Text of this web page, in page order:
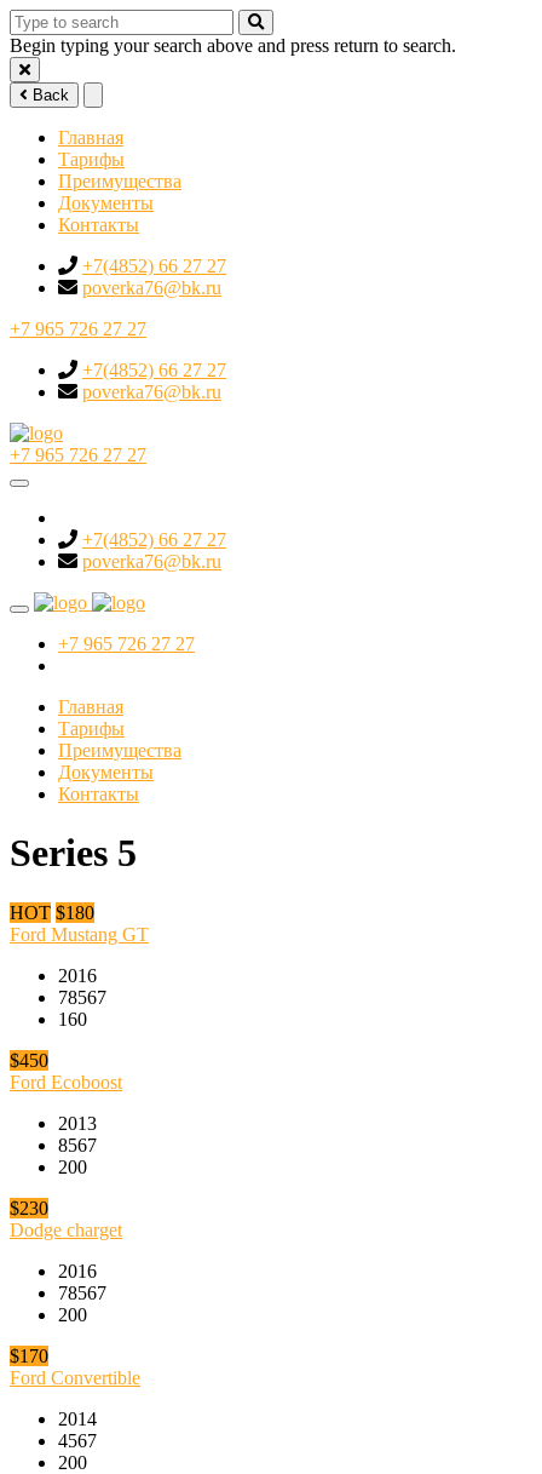
Begin typing your search above and press return to search.
Back
Главная
Тарифы
Преимущества
Документы
Контакты
+7(4852) 66 27 27
poverka76@bk.ru
+7 965 726 27 27
+7(4852) 66 27 27
poverka76@bk.ru
+7 965 726 27 27
+7(4852) 66 27 27
poverka76@bk.ru
+7 965 726 27 27
Главная
Тарифы
Преимущества
Документы
Контакты
Series 5
HOT $180
Ford Mustang GT
2016
78567
160
$450
Ford Ecoboost
2013
8567
200
$230
Dodge charget
2016
78567
200
$170
Ford Convertible
2014
4567
200